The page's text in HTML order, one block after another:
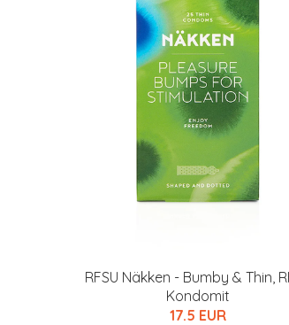
RFSU Näkken - Bumby & Thin,
Kondomit
17.5 EUR